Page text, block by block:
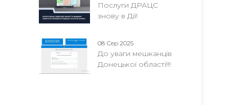
Послуги ДРАЦС
знову в Дії!
08 Сер 2025
До уваги мешканців
Донецької області!!!